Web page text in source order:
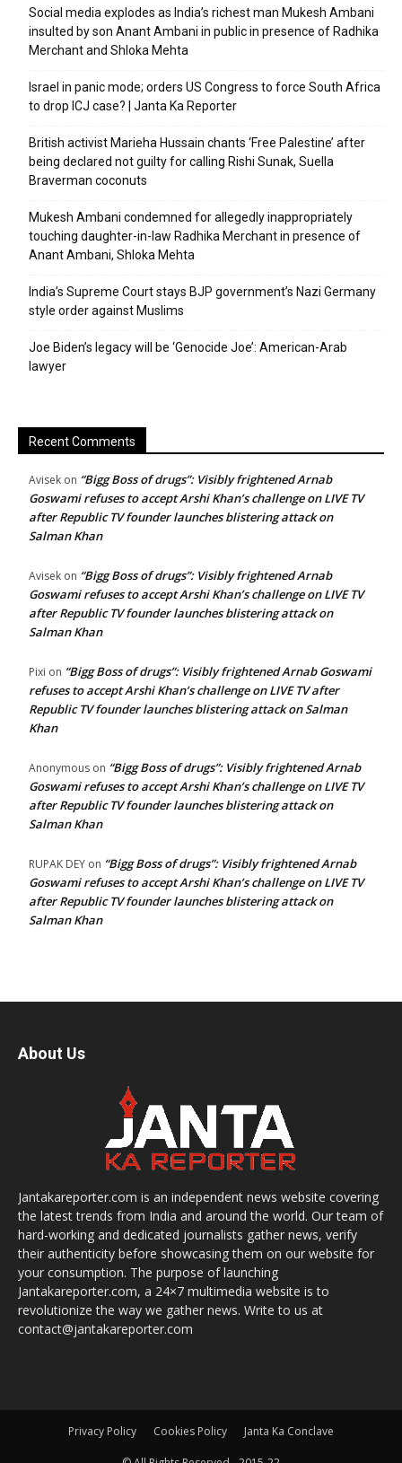
Social media explodes as India’s richest man Mukesh Ambani
insulted by son Anant Ambani in public in presence of Radhika
Merchant and Shloka Mehta
Israel in panic mode; orders US Congress to force South Africa
to drop ICJ case? | Janta Ka Reporter
British activist Marieha Hussain chants ‘Free Palestine’ after
being declared not guilty for calling Rishi Sunak, Suella
Braverman coconuts
Mukesh Ambani condemned for allegedly inappropriately
touching daughter-in-law Radhika Merchant in presence of
Anant Ambani, Shloka Mehta
India’s Supreme Court stays BJP government’s Nazi Germany
style order against Muslims
Joe Biden’s legacy will be ‘Genocide Joe’: American-Arab
lawyer
Recent Comments
Avisek on “Bigg Boss of drugs”: Visibly frightened Arnab
Goswami refuses to accept Arshi Khan’s challenge on LIVE TV
after Republic TV founder launches blistering attack on
Salman Khan
Avisek on “Bigg Boss of drugs”: Visibly frightened Arnab
Goswami refuses to accept Arshi Khan’s challenge on LIVE TV
after Republic TV founder launches blistering attack on
Salman Khan
Pixi on “Bigg Boss of drugs”: Visibly frightened Arnab Goswami
refuses to accept Arshi Khan’s challenge on LIVE TV after
Republic TV founder launches blistering attack on Salman
Khan
Anonymous on “Bigg Boss of drugs”: Visibly frightened Arnab
Goswami refuses to accept Arshi Khan’s challenge on LIVE TV
after Republic TV founder launches blistering attack on
Salman Khan
RUPAK DEY on “Bigg Boss of drugs”: Visibly frightened Arnab
Goswami refuses to accept Arshi Khan’s challenge on LIVE TV
after Republic TV founder launches blistering attack on
Salman Khan
About Us
Jantakareporter.com is an independent news website covering
the latest trends from India and around the world. Our team of
hard-working and dedicated journalists gather news, verify
their authenticity before showcasing them on our website for
your consumption. The purpose of launching
Jantakareporter.com, a 24×7 multimedia website is to
revolutionize the way we gather news. Write to us at
contact@jantakareporter.com
Privacy Policy Cookies Policy Janta Ka Conclave